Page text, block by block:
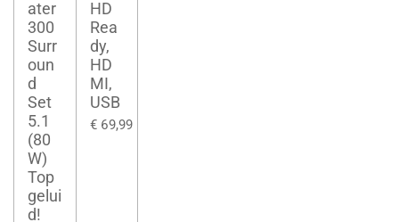
ater
300
Surr
oun
d
Set
5.1
(80
W)
Top
gelui
d!
HD
Rea
dy,
HD
MI,
USB
€ 69,99